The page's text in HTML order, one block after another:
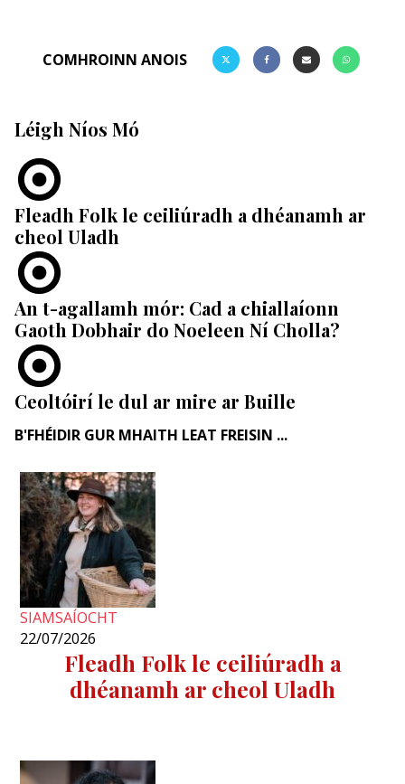
COMHROINN ANOIS
Léigh Níos Mó
Fleadh Folk le ceiliúradh a dhéanamh ar
cheol Uladh
An t-agallamh mór: Cad a chiallaíonn
Gaoth Dobhair do Noeleen Ní Cholla?
Ceoltóirí le dul ar mire ar Buille
B'FHÉIDIR GUR MHAITH LEAT FREISIN ...
SIAMSAÍOCHT
22/07/2026
Fleadh Folk le ceiliúradh a
dhéanamh ar cheol Uladh